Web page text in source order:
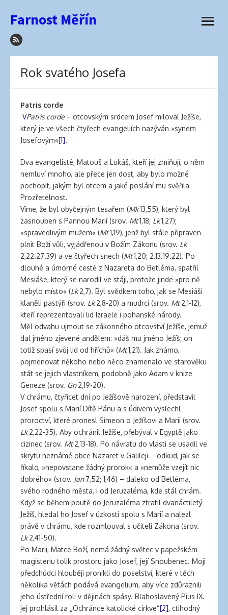
with
product
clothes
classic
extensions
auckland
clothes
fuentes
extensions
walmart
banana
natural
clothing
na
Farnost Měřín
otevřít
Rok svatého Josefa
Patris corde
VPatris corde– otcovským srdcem Josef miloval Ježíše,
který je ve všech čtyřech evangeliích nazýván »synem
Josefovým«[1].
Dva evangelisté, Matouš a Lukáš, kteří jej zmiňují, o něm
nemluví mnoho, ale přece jen dost, aby bylo možné
pochopit, jakým byl otcem a jaké poslání mu svěřila
Prozřetelnost.
Víme, že byl obyčejným tesařem (Mk13,55), který byl
zasnouben s Pannou Marií (srov. Mt1,18; Lk1,27);
»spravedlivým mužem« (Mt1,19), jenž byl stále připraven
plnit Boží vůli, vyjádřenou v Božím Zákonu (srov. Lk
2,22.27.39) a ve čtyřech snech (Mt1,20; 2,13.19.22). Po
dlouhé a úmorné cestě z Nazareta do Betléma, spatřil
Mesiáše, který se narodil ve stáji, protože jinde »pro ně
nebylo místo« (Lk2,7). Byl svědkem toho, jak se Mesiáši
klaněli pastýři (srov. Lk2,8-20) a mudrci (srov. Mt2,1-12),
kteří reprezentovali lid Izraele i pohanské národy.
Měl odvahu ujmout se zákonného otcovství Ježíše, jemuž
dal jméno zjevené andělem: »dáš mu jméno Ježíš; on
totiž spasí svůj lid od hříchů« (Mt1,21). Jak známo,
pojmenovat někoho nebo něco znamenalo ve starověku
stát se jejich vlastníkem, podobně jako Adam v knize
Geneze (srov. Gn2,19-20).
V chrámu, čtyřicet dní po Ježíšově narození, představil
Josef spolu s Marií Dítě Pánu a s údivem vyslechl
proroctví, které pronesl Simeon o Ježíšovi a Marii (srov.
Lk2,22-35). Aby ochránil Ježíše, přebýval v Egyptě jako
cizinec (srov. Mt2,13-18). Po návratu do vlasti se usadil ve
skrytu neznámé obce Nazaret v Galileji – odkud, jak se
říkalo, »nepovstane žádný prorok« a »nemůže vzejít nic
dobrého« (srov. Jan7,52; 1,46) – daleko od Betléma,
svého rodného města, i od Jeruzaléma, kde stál chrám.
Když se během poutě do Jeruzaléma ztratil dvanáctiletý
Ježíš, hledal ho Josef v úzkosti spolu s Marií a nalezl
právě v chrámu, kde rozmlouval s učiteli Zákona (srov.
Lk2,41-50).
Po Marii, Matce Boží, nemá žádný světec v papežském
magisteriu tolik prostoru jako Josef, její Snoubenec. Moji
předchůdci hlouběji pronikli do poselství, které v těch
několika větách podává evangelium, aby více zdůraznili
jeho ústřední roli v dějinách spásy. Blahoslavený Pius IX.
jej prohlásil za „Ochránce katolické církve“[2], ctihodný